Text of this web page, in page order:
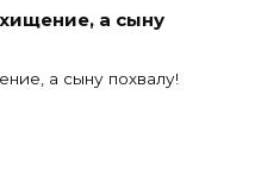
а сыну
а сыну похвалу!